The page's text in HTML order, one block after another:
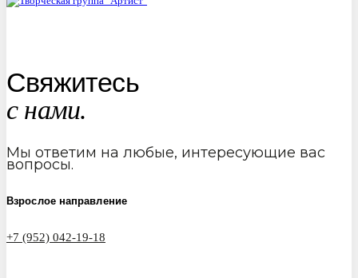
Свяжитесь
с нами.
Мы ответим на любые, интересующие вас
вопросы.
Взрослое направление
+7 (952) 042-19-18